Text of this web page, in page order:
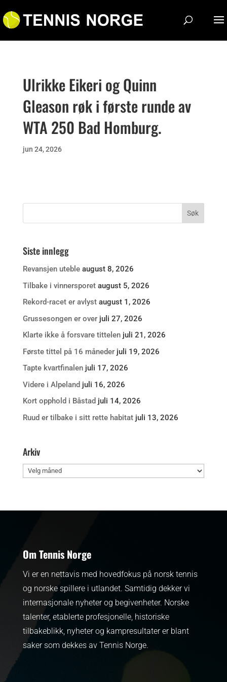
Ulrikke Eikeri og Quinn
Gleason røk i første runde av
WTA 250 Bad Homburg.
jun 24, 2026
Siste innlegg
Revansjen uteble august 8, 2026
Tilbake i vinnersporet august 5, 2026
Rekord-racet er avlyst august 1, 2026
Grussesongen er over juli 27, 2026
Klarte ikke å forsvare tittelen juli 21, 2026
Første tittel på 16 måneder juli 19, 2026
Tapte kvartfinalen juli 17, 2026
Videre i Alpeland juli 16, 2026
Kort opphold i Båstad juli 14, 2026
Ruud er tilbake i sitt rette habitat juli 13, 2026
Arkiv
Arkiv
Om Tennis Norge
Vi er en nettavis med hovedfokus på norsk tennis
og norske spillere i utlandet. Samtidig dekker vi
internasjonale nyheter og begivenheter. Norske
talenter, etablerte profesjonelle, historiske
tilbakeblikk, nyheter og kampresultater er blant
saker som dekkes av Tennis Norge.